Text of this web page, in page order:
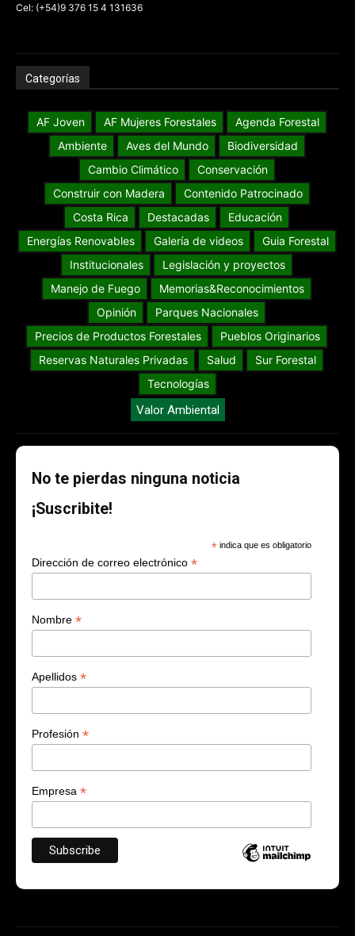
Cel: (+54)9 376 15 4 131636
Categorías
AF Joven AF Mujeres Forestales
Agenda Forestal
Ambiente
Aves del Mundo
Biodiversidad
Cambio Climático
Conservación
Construir con Madera
Contenido Patrocinado
Costa Rica
Destacadas
Educación
Energías Renovables
Galería de videos
Guia Forestal
Institucionales
Legislación y proyectos
Manejo de Fuego
Memorias&Reconocimientos
Opinión
Parques Nacionales
Precios de Productos Forestales
Pueblos Originarios
Reservas Naturales Privadas
Salud
Sur Forestal
Tecnologías
Valor Ambiental
No te pierdas ninguna noticia
¡Suscribite!
* indica que es obligatorio
Dirección de correo electrónico *
Nombre *
Apellidos *
Profesión *
Empresa *